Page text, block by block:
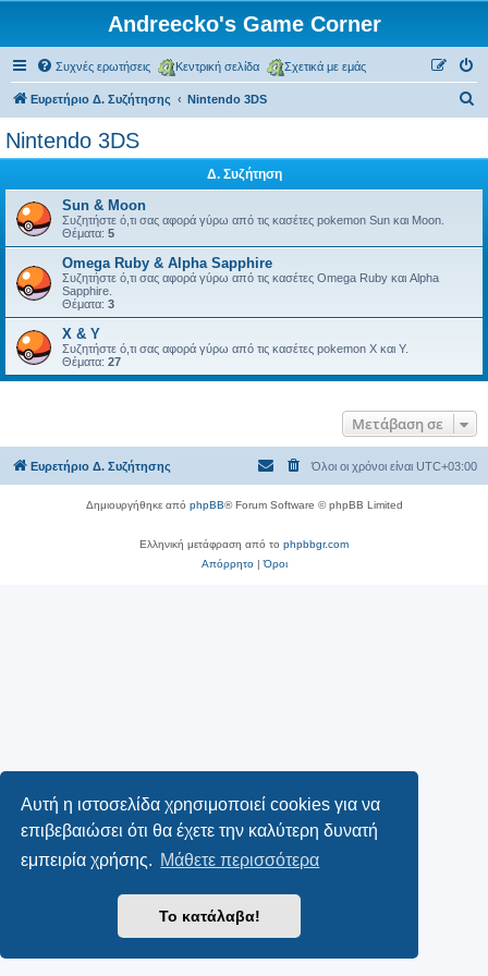
Αυτή η ιστοσελίδα χρησιμοποιεί cookies για να
επιβεβαιώσει ότι θα έχετε την καλύτερη δυνατή
εμπειρία χρήσης. Μάθετε περισσότερα
Το κατάλαβα!
Andreecko's Game Corner
Συχνές ερωτήσεις Κεντρική σελίδα Σχετικά με εμάς
Ευρετήριο Δ. Συζήτησης Nintendo 3DS
Nintendo 3DS
Δ. Συζήτηση
Sun & Moon
Συζητήστε ό,τι σας αφορά γύρω από τις κασέτες pokemon Sun και Moon.
Θέματα: 5
Omega Ruby & Alpha Sapphire
Συζητήστε ό,τι σας αφορά γύρω από τις κασέτες Omega Ruby και Alpha
Sapphire.
Θέματα: 3
X & Y
Συζητήστε ό,τι σας αφορά γύρω από τις κασέτες pokemon X και Y.
Θέματα: 27
Μετάβαση σε
Ευρετήριο Δ. Συζήτησης Όλοι οι χρόνοι είναι UTC+03:00
Δημιουργήθηκε από phpBB® Forum Software © phpBB Limited
Ελληνική μετάφραση από το phpbbgr.com
Απόρρητο|Όροι